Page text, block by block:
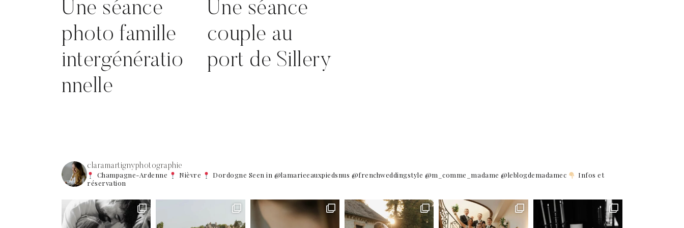
Une séance
photo famille
intergénératio
nnelle
Une séance
couple au
port de Sillery
claramartignyphotographie
Champagne-Ardenne Nièvre Dordogne Seen in @lamarieeauxpiedsnus @frenchweddingstyle @m_comme_madame @leblogdemadamec
Infos et
réservation